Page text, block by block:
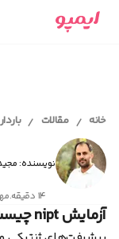
پریود و پیشگیری
اقدام به بارداری
شیردهی
همدلی
ابزارهای آنلاین
محاسبه سن بارداری و
تست حاملگی آنلاین
محاسبه آنلاین
محاسبه آنلاین سیکل
ابزار انتخاب اسم دختر
ابزار انتخاب اسم پسر
مجله سلامت
اقدام به بارداری
بارداری و زایمان
پیشگیری از بارداری
پریود و قاعدگی
کلینیک سلامت
خانه / مقالات /
نویسنده:
۱۴ دقیقه .مهر
آزمایش nipt چیست و چرا برای زنان باردار ضروری است؟